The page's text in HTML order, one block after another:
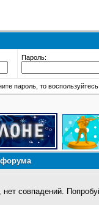
Пароль:
пароль, то
нет совпадений.